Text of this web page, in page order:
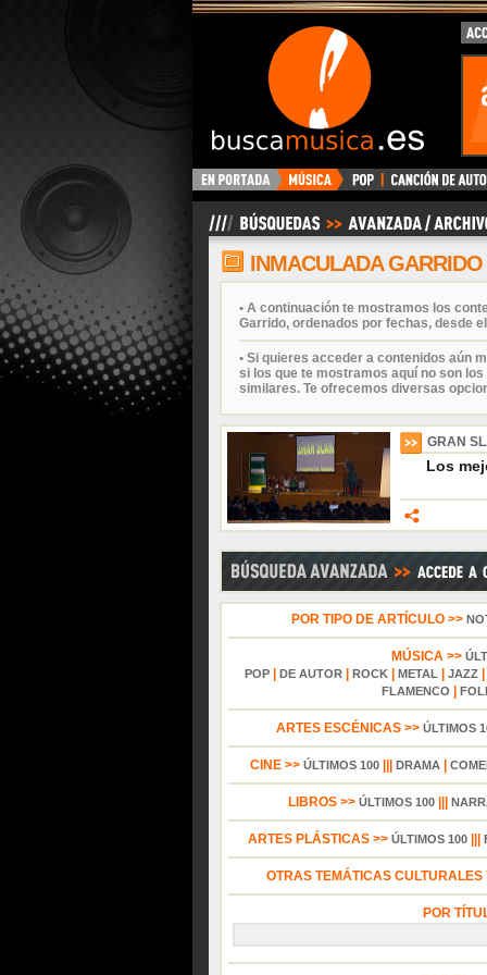
BuscaMusica.es
INMACULADA GARRIDO
• A continuación te mostramos los
Garrido, ordenados por fechas, desde
• Si quieres acceder a contenidos aún
si los que te mostramos aquí no son
similares. Te ofrecemos diversas
GRAN
Los
POR TIPO DE ARTÍCULO >>
MÚSICA >>
POP| DE AUTOR| ROCK| METAL| JAZZ|
FLAMENCO
ARTES ESCÉNICAS >> ÚLTIMOS
CINE >> ÚLTIMOS 100 DRAMA
LIBROS >> ÚLTIMOS 100
ARTES PLÁSTICAS >> ÚLTIMOS 100
OTRAS TEMÁTICAS CULTURALES
POR